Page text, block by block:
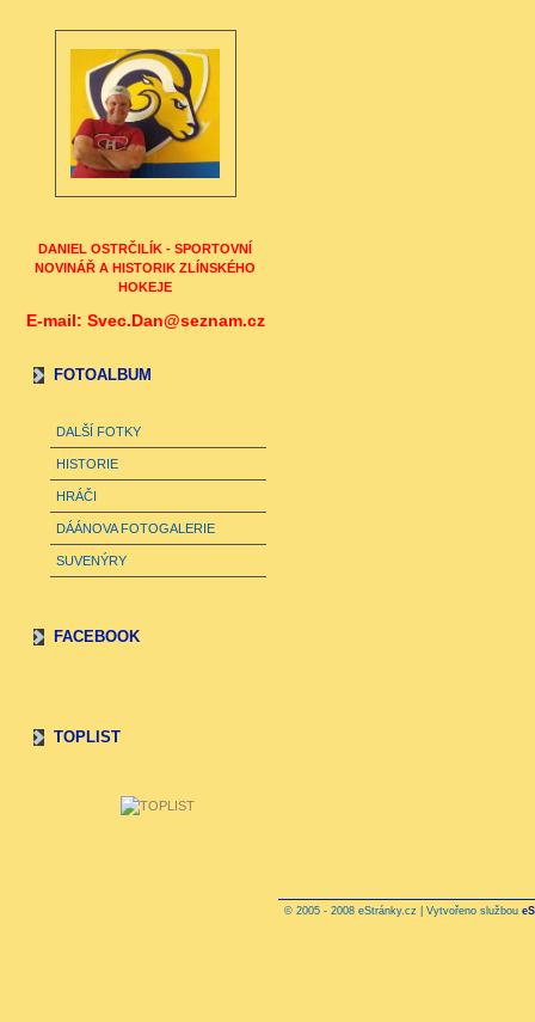
DANIEL OSTRČILÍK - SPORTOVNÍ
NOVINÁŘ A HISTORIK ZLÍNSKÉHO
HOKEJE
E-mail: Svec.Dan@seznam.cz
FOTOALBUM
DALŠÍ FOTKY
HISTORIE
HRÁČI
DÁÁNOVA FOTOGALERIE
SUVENÝRY
FACEBOOK
TOPLIST
© 2005 - 2008 eStránky.cz | Vytvořeno službou